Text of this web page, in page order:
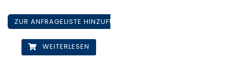
ZUR ANFRAGELISTE HINZUFÜGEN
WEITERLESEN